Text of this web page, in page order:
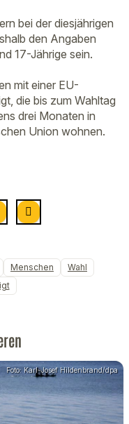
bei der diesjährigen
den Angaben
17-Jährige sein.
mit einer EU-
die bis zum Wahltag
drei Monaten in
Union wohnen.
Menschen
Wahl
Foto: Karl-Josef Hildenbrand/dpa